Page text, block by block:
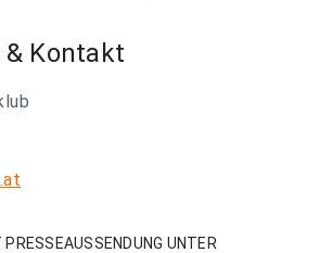
Kontakt
UNTER